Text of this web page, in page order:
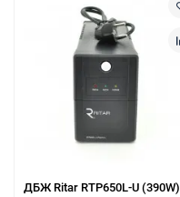
ДБЖ Ritar RTP650L-U (390W)